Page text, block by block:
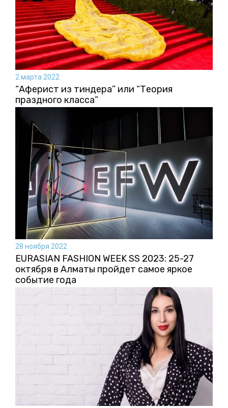
2 марта 2022
“Аферист из тиндера” или “Теория
праздного класса”
28 ноября 2022
EURASIAN FASHION WEEK SS 2023: 25-27
октября в Алматы пройдет самое яркое
событие года